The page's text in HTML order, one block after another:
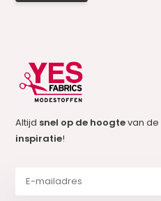
Altijd snel op de hoogtevan de
inspiratie!